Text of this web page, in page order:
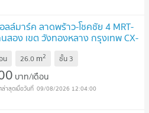
ลล์มาร์ค ลาดพร้าว-โชคชัย 4 MRT-
สอง เขต วังทองหลาง กรุงเทพ CX-
ตอบทันที ทีมงานมืออาชีพ
น 26.0 m2 ชั้น 3
บาท/เดือน
09/08/2026 12:04:00